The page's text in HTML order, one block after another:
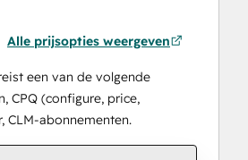
Alle prijsopties weergeven
een van de volgende
CPQ (configure, price,
CLM-abonnementen.